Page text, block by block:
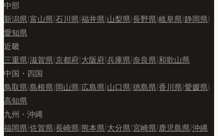
中部
新潟県 富山県 石川県 福井県 山梨県 長野県 岐阜県 静岡県
愛知県
近畿
三重県 滋賀県 京都府 大阪府 兵庫県 奈良県 和歌山県
中国・四国
鳥取県 島根県 岡山県 広島県 山口県 徳島県 香川県 愛媛県
高知県
九州・沖縄
福岡県 佐賀県 長崎県 熊本県 大分県 宮崎県 鹿児島県 沖縄